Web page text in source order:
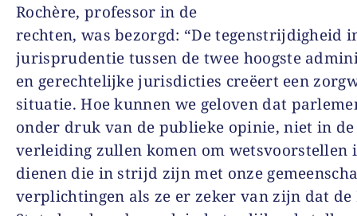
Rochère, professor in de
rechten, was bezorgd: “De tegenstrijdigheid
jurisprudentie tussen de twee hoogste
en gerechtelijke jurisdicties creëert een
situatie. Hoe kunnen we geloven dat
onder druk van de publieke opinie, niet in de
verleiding zullen komen om wetsvoorstellen
dienen die in strijd zijn met onze
verplichtingen als ze er zeker van zijn dat de